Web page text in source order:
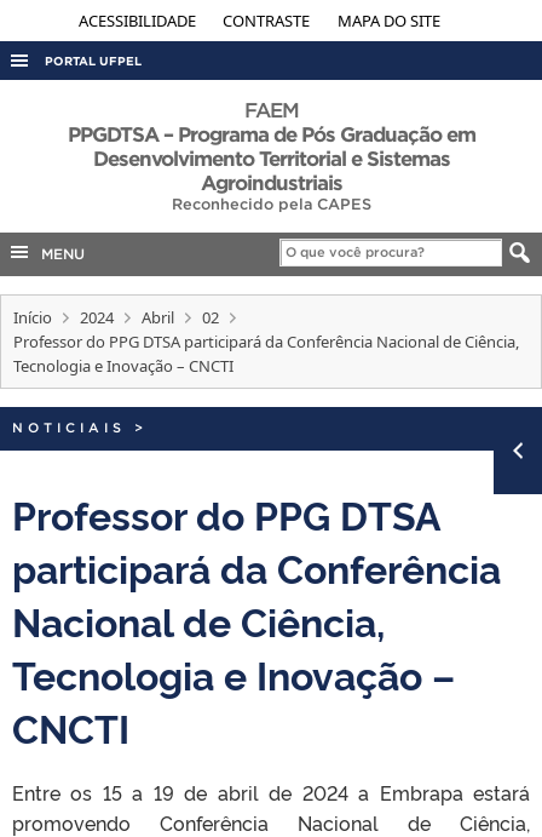
ACESSIBILIDADE CONTRASTE MAPA DO SITE
PORTAL UFPEL
AUDITORIA
OUVIDORIA
PORTARIAS
TELEFONES
FAEM
PPGDTSA – Programa de Pós Graduação em
Desenvolvimento Territorial e Sistemas
Agroindustriais
Reconhecido pela CAPES
MENU
Início 2024 Abril
02
Professor do PPG DTSA participará da Conferência Nacional de Ciência,
Tecnologia e Inovação – CNCTI
NOTICIAIS >
Professor do PPG DTSA
participará da Conferência
Nacional de Ciência,
Tecnologia e Inovação –
CNCTI
Entre os 15 a 19 de abril de 2024 a Embrapa estará
promovendo Conferência Nacional de Ciência,